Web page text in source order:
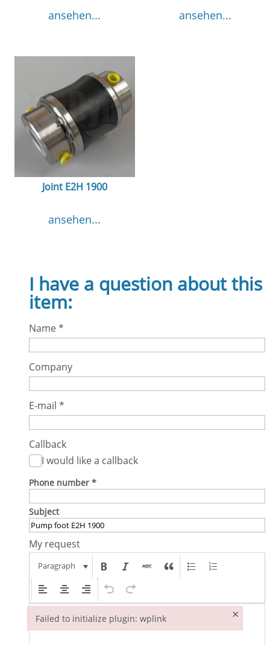
ansehen... ansehen...
Joint E2H 1900
ansehen...
I have a question about this
item:
Name*
Company
E-mail *
Callback
I would like a callback
Phone number *
Subject
My request
Paragraph
Failed to initialize plugin: wplink ×
Failed to initialize plugin: wplink